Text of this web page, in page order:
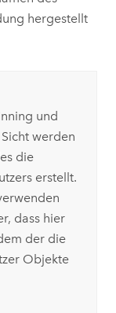
hergestellt
und
werden
die
erstellt.
dass hier
der die
Objekte